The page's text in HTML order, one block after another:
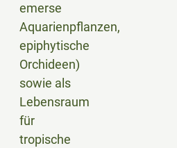
emerse
Aquarienpflanzen,
epiphytische
Orchideen)
sowie als
Lebensraum
für
tropische